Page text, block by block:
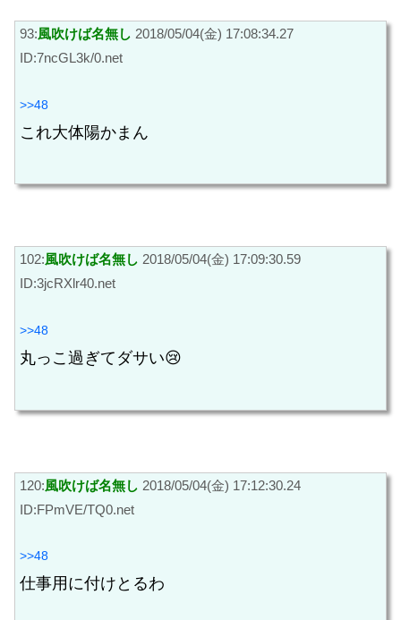
93:風吹けば名無し 2018/05/04(金) 17:08:34.27
ID:7ncGL3k/0.net
>>48
これ大体陽かまん
102:風吹けば名無し 2018/05/04(金) 17:09:30.59
ID:3jcRXlr40.net
>>48
丸っこ過ぎてダサい😢
120:風吹けば名無し 2018/05/04(金) 17:12:30.24
ID:FPmVE/TQ0.net
>>48
仕事用に付けとるわ